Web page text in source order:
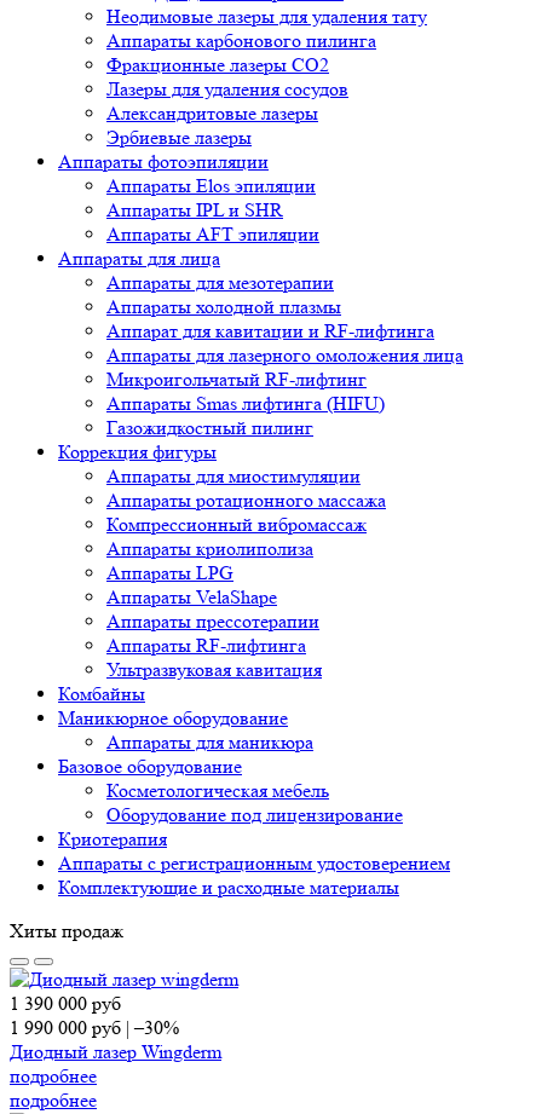
Неодимовые лазеры для удаления тату
Аппараты карбонового пилинга
Фракционные лазеры CO2
Лазеры для удаления сосудов
Александритовые лазеры
Эрбиевые лазеры
Аппараты фотоэпиляции
Аппараты Elos эпиляции
Аппараты IPL и SHR
Аппараты AFT эпиляции
Аппараты для лица
Аппараты для мезотерапии
Аппараты холодной плазмы
Аппарат для кавитации и RF-лифтинга
Аппараты для лазерного омоложения лица
Микроигольчатый RF-лифтинг
Аппараты Smas лифтинга (HIFU)
Газожидкостный пилинг
Коррекция фигуры
Аппараты для миостимуляции
Аппараты ротационного массажа
Компрессионный вибромассаж
Аппараты криолиполиза
Аппараты LPG
Аппараты VelaShape
Аппараты прессотерапии
Аппараты RF-лифтинга
Ультразвуковая кавитация
Комбайны
Маникюрное оборудование
Аппараты для маникюра
Базовое оборудование
Косметологическая мебель
Оборудование под лицензирование
Криотерапия
Аппараты c регистрационным удостоверением
Комплектующие и расходные материалы
Хиты продаж
1 390 000 руб
1 990 000 руб |–30%
Диодный лазер Wingderm
подробнее
подробнее